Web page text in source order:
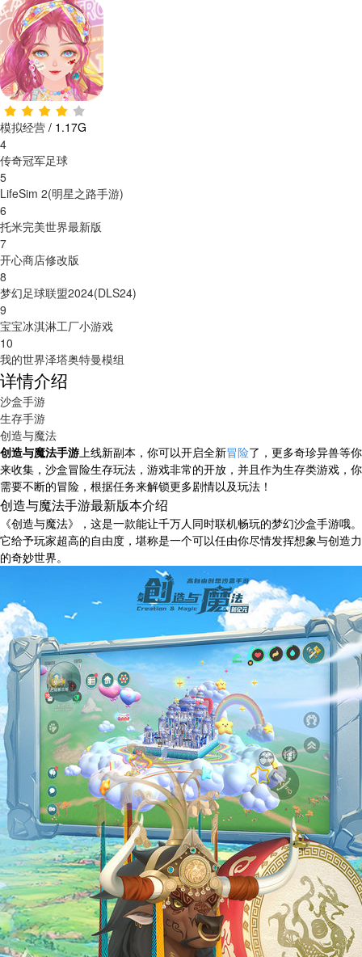
模拟经营 / 1.17G
4
传奇冠军足球
5
LifeSim 2(明星之路手游)
6
托米完美世界最新版
7
开心商店修改版
8
梦幻足球联盟2024(DLS24)
9
宝宝冰淇淋工厂小游戏
10
我的世界泽塔奥特曼模组
详情介绍
沙盒手游
生存手游
创造与魔法
创造与魔法手游 上线新副本，你可以开启全新冒险了，更多奇珍异兽等你
来收集，沙盒冒险生存玩法，游戏非常的开放，并且作为生存类游戏，你
需要不断的冒险，根据任务来解锁更多剧情以及玩法！
创造与魔法手游最新版本介绍
《创造与魔法》，这是一款能让千万人同时联机畅玩的梦幻沙盒手游哦。
它给予玩家超高的自由度，堪称是一个可以任由你尽情发挥想象与创造力
的奇妙世界。